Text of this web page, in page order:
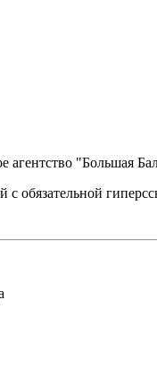
агентство "Большая
с обязательной